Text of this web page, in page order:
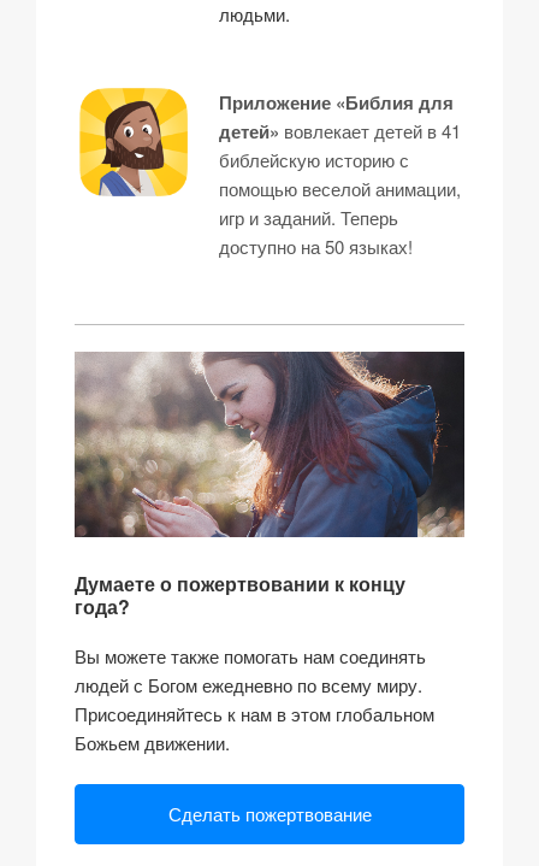
людьми.
Приложение «Библия для
детей» вовлекает детей в 41
библейскую историю с
помощью веселой анимации,
игр и заданий. Теперь
доступно на 50 языках!
Думаете о пожертвовании к концу
года?
Вы можете также помогать нам соединять
людей с Богом ежедневно по всему миру.
Присоединяйтесь к нам в этом глобальном
Божьем движении.
Сделать пожертвование